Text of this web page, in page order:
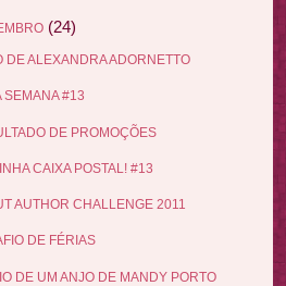
(24)
DE ALEXANDRA ADORNETTO
SEMANA #13
DE PROMOÇÕES
CAIXA POSTAL! #13
AUTHOR CHALLENGE 2011
DE FÉRIAS
DE UM ANJO DE MANDY PORTO